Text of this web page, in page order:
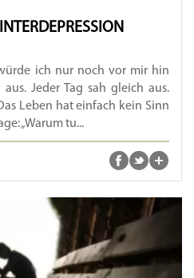
ich nur noch vor mir hin
Jeder Tag sah gleich aus.
Leben hat einfach kein Sinn
„Warum tu...